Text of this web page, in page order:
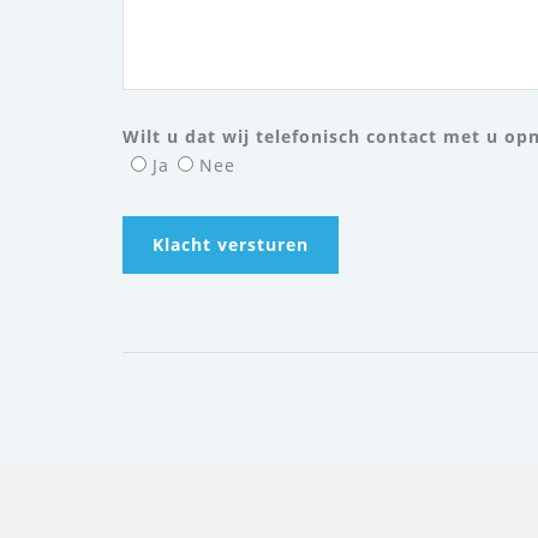
Wilt u dat wij telefonisch contact met u
Ja
Nee